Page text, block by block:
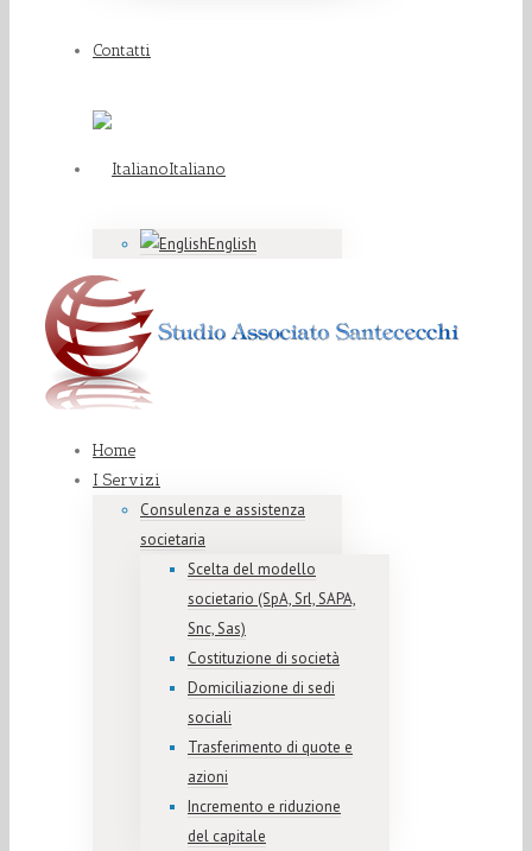
Contatti
Italiano
English
Home
I Servizi
Consulenza e assistenza
societaria
Scelta del modello
societario (SpA, Srl, SAPA,
Snc, Sas)
Costituzione di società
Domiciliazione di sedi
sociali
Trasferimento di quote e
azioni
Incremento e riduzione
del capitale